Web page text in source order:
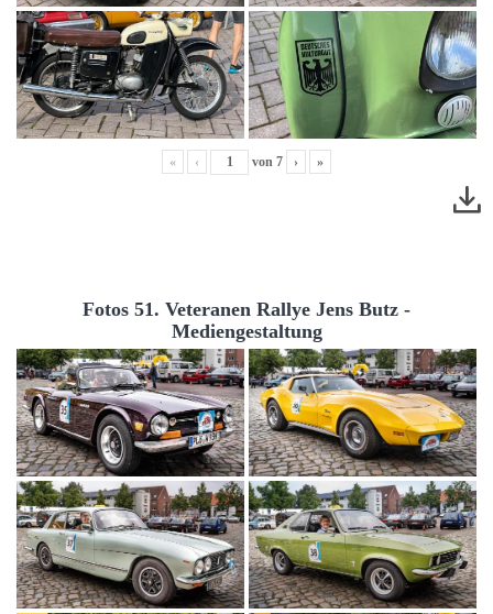
« ‹ von 7 › »
Fotos 51. Veteranen Rallye Jens Butz -
Mediengestaltung